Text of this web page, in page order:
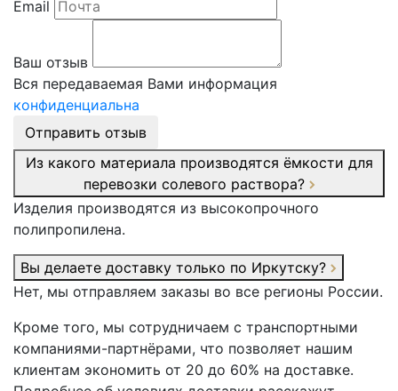
Email
Ваш отзыв
Вся передаваемая Вами информация
конфиденциальна
Отправить отзыв
Из какого материала производятся ёмкости для
перевозки солевого раствора?
Изделия производятся из высокопрочного
полипропилена.
Вы делаете доставку только по Иркутску?
Нет, мы отправляем заказы во все регионы России.
Кроме того, мы сотрудничаем с транспортными
компаниями-партнёрами, что позволяет нашим
клиентам экономить от 20 до 60% на доставке.